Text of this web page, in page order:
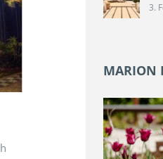
3.
MARION